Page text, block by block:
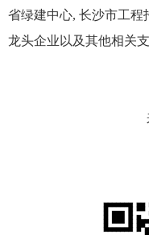
省绿建中心, 长沙市工程
龙头企业以及其他相关